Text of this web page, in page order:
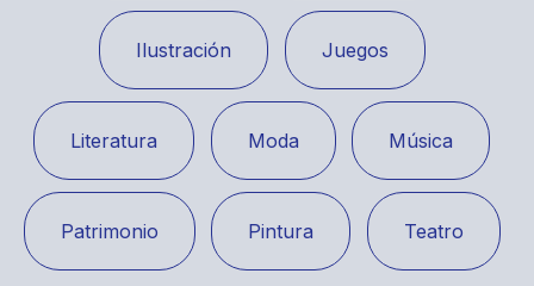
Ilustración Juegos
Literatura Moda Música
Patrimonio Pintura Teatro